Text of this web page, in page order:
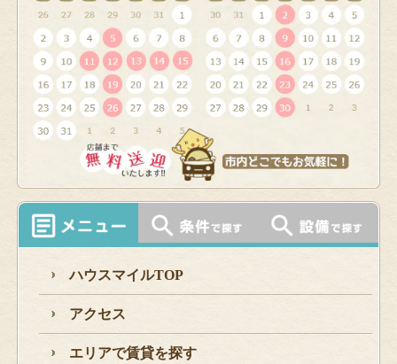
ハウスマイルTOP
アクセス
エリアで賃貸を探す